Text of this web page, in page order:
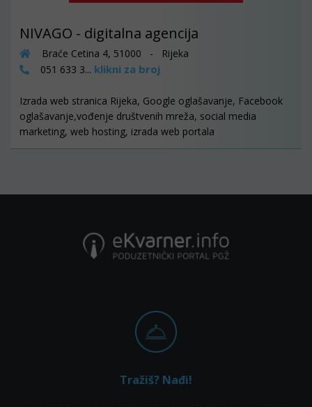
NIVAGO - digitalna agencija
Braće Cetina 4, 51000 - Rijeka
051 633 3... klikni za broj
Izrada web stranica Rijeka, Google oglašavanje, Facebook
oglašavanje,vođenje društvenih mreža, social media
marketing, web hosting, izrada web portala
Tražiš? Nađi!